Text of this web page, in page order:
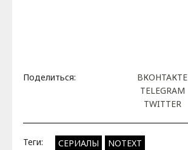
Поделиться:
ВКОНТАКТЕ
TELEGRAM
TWITTER
Теги: СЕРИАЛЫ NOTEXT